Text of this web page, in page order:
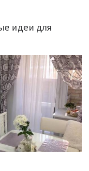
идеи для